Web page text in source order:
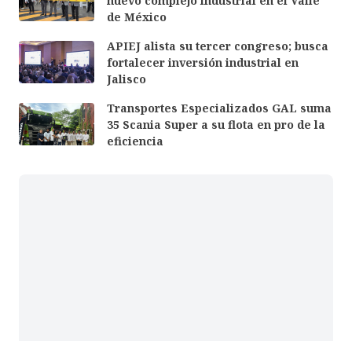
de México
APIEJ alista su tercer congreso; busca
fortalecer inversión industrial en
Jalisco
Transportes Especializados GAL suma
35 Scania Super a su flota en pro de la
eficiencia